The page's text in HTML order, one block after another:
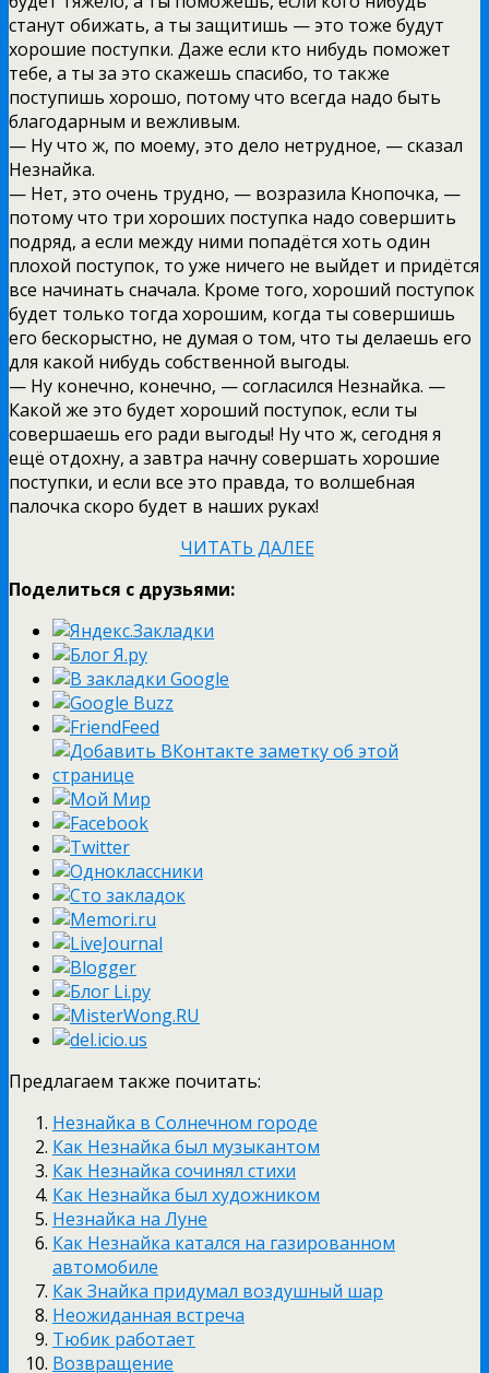
станут обижать, а ты защитишь — это тоже будут
хорошие поступки. Даже если кто нибудь поможет
тебе, а ты за это скажешь спасибо, то также
поступишь хорошо, потому что всегда надо быть
благодарным и вежливым.
— Ну что ж, по моему, это дело нетрудное, — сказал
Незнайка.
— Нет, это очень трудно, — возразила Кнопочка, —
потому что три хороших поступка надо совершить
подряд, а если между ними попадётся хоть один
плохой поступок, то уже ничего не выйдет и придётся
все начинать сначала. Кроме того, хороший поступок
будет только тогда хорошим, когда ты совершишь
его бескорыстно, не думая о том, что ты делаешь его
для какой нибудь собственной выгоды.
— Ну конечно, конечно, — согласился Незнайка. —
Какой же это будет хороший поступок, если ты
совершаешь его ради выгоды! Ну что ж, сегодня я
ещё отдохну, а завтра начну совершать хорошие
поступки, и если все это правда, то волшебная
палочка скоро будет в наших руках!
ЧИТАТЬ ДАЛЕЕ
Поделиться с друзьями:
Предлагаем также почитать:
Незнайка в Солнечном городе
Как Незнайка был музыкантом
Как Незнайка сочинял стихи
Как Незнайка был художником
Незнайка на Луне
Как Незнайка катался на газированном
автомобиле
Как Знайка придумал воздушный шар
Неожиданная встреча
Тюбик работает
Возвращение